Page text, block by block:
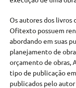
Os autores dos livros
Ofitexto possuem
abordando em suas
planejamento de
orçamento de obras,
tipo de publicação
publicados pelo